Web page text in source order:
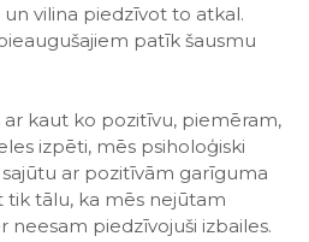
vilina piedzīvot to atkal.
patīk šausmu
ar kaut ko pozitīvu, piemēram,
izpēti, mēs psiholoģiski
ar pozitīvām garīguma
tik tālu, ka mēs nejūtam
neesam piedzīvojuši izbailes.